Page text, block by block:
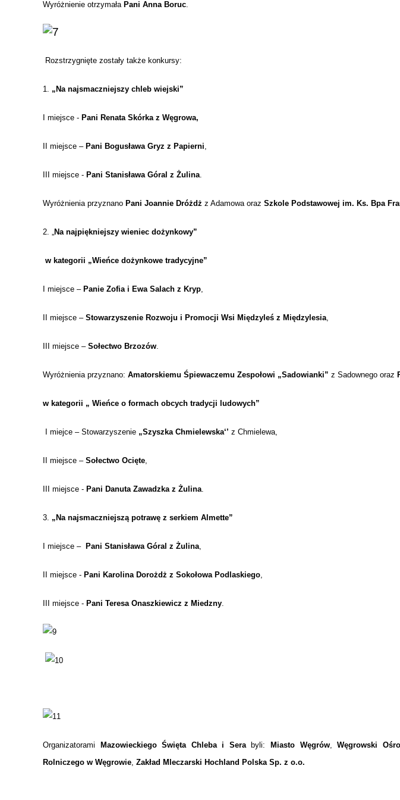
Wyróżnienie otrzymała Pani Anna Boruc.
Rozstrzygnięte zostały także konkursy:
1. „Na najsmaczniejszy chleb wiejski”
I miejsce - Pani Renata Skórka z Węgrowa,
II miejsce – Pani Bogusława Gryz z Papierni,
III miejsce - Pani Stanisława Góral z Żulina.
Wyróżnienia przyznano Pani Joannie Dróżdż z Adamowa oraz Szkole Podstawowej im. Ks. Bpa
2. „Na najpiękniejszy wieniec dożynkowy”
w kategorii „Wieńce dożynkowe tradycyjne”
I miejsce – Panie Zofia i Ewa Salach z Kryp,
II miejsce – Stowarzyszenie Rozwoju i Promocji Wsi Międzyleś z Międzylesia,
III miejsce – Sołectwo Brzozów.
Wyróżnienia przyznano: Amatorskiemu Śpiewaczemu Zespołowi „Sadowianki” z Sadownego oraz
w kategorii „ Wieńce o formach obcych tradycji ludowych”
I miejce – Stowarzyszenie „Szyszka Chmielewska‘’ z Chmielewa,
II miejsce – Sołectwo Ocięte,
III miejsce - Pani Danuta Zawadzka z Żulina.
3. „Na najsmaczniejszą potrawę z serkiem Almette”
I miejsce – Pani Stanisława Góral z Żulina,
II miejsce - Pani Karolina Dorożdż z Sokołowa Podlaskiego,
III miejsce - Pani Teresa Onaszkiewicz z Miedzny.
Organizatorami Mazowieckiego Święta Chleba i Serabyli: Miasto Węgrów,Węgrowski
Rolniczego w Węgrowie, Zakład Mleczarski Hochland Polska Sp. z o.o.